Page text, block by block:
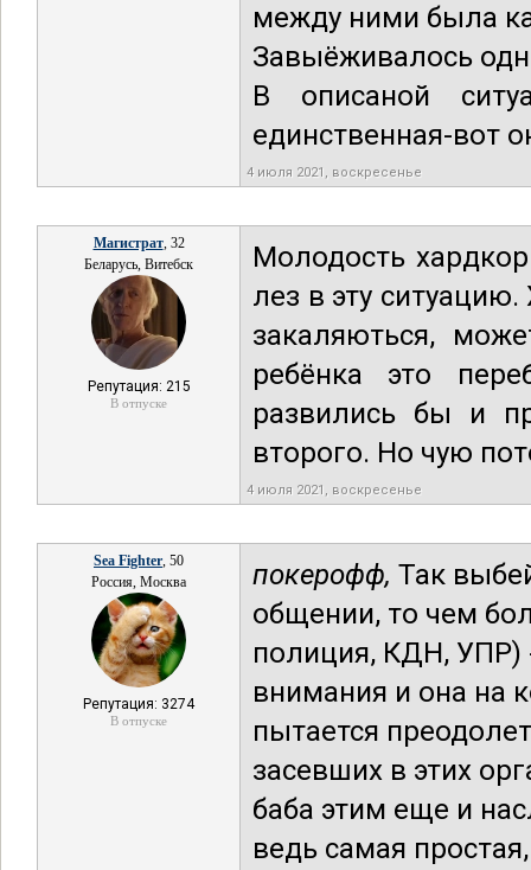
между ними была
Завыёживалось
В описаной
единственная-вот
4 июля 2021, воскресенье
Магистрат, 32
Беларусь, Витебск
Репутация: 215
В отпуске
Молодость
лез в эту
закаляються,
ребёнка это
развились бы и
второго. Но чую
4 июля 2021, воскресенье
Sea Fighter, 50
Россия, Москва
Репутация: 3274
В отпуске
покерофф, Так
общении, то чем
полиция, КДН, УПР)
внимания и она на
пытается
засевших в этих
баба этим еще и
ведь самая